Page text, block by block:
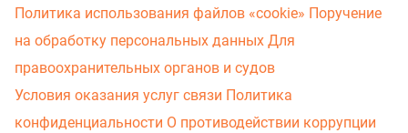
Политика использования файлов «cookie» Поручение
на обработку персональных данных Для
правоохранительных органов и судов
Условия оказания услуг связи Политика
конфиденциальности О противодействии коррупции